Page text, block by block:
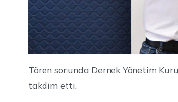
Tören sonunda Dernek Yönetim
takdim etti.